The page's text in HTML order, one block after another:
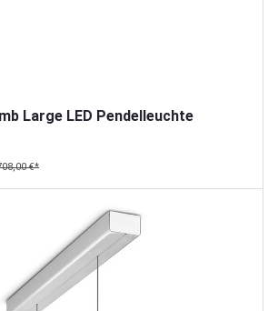
Large LED Pendelleuchte
€*